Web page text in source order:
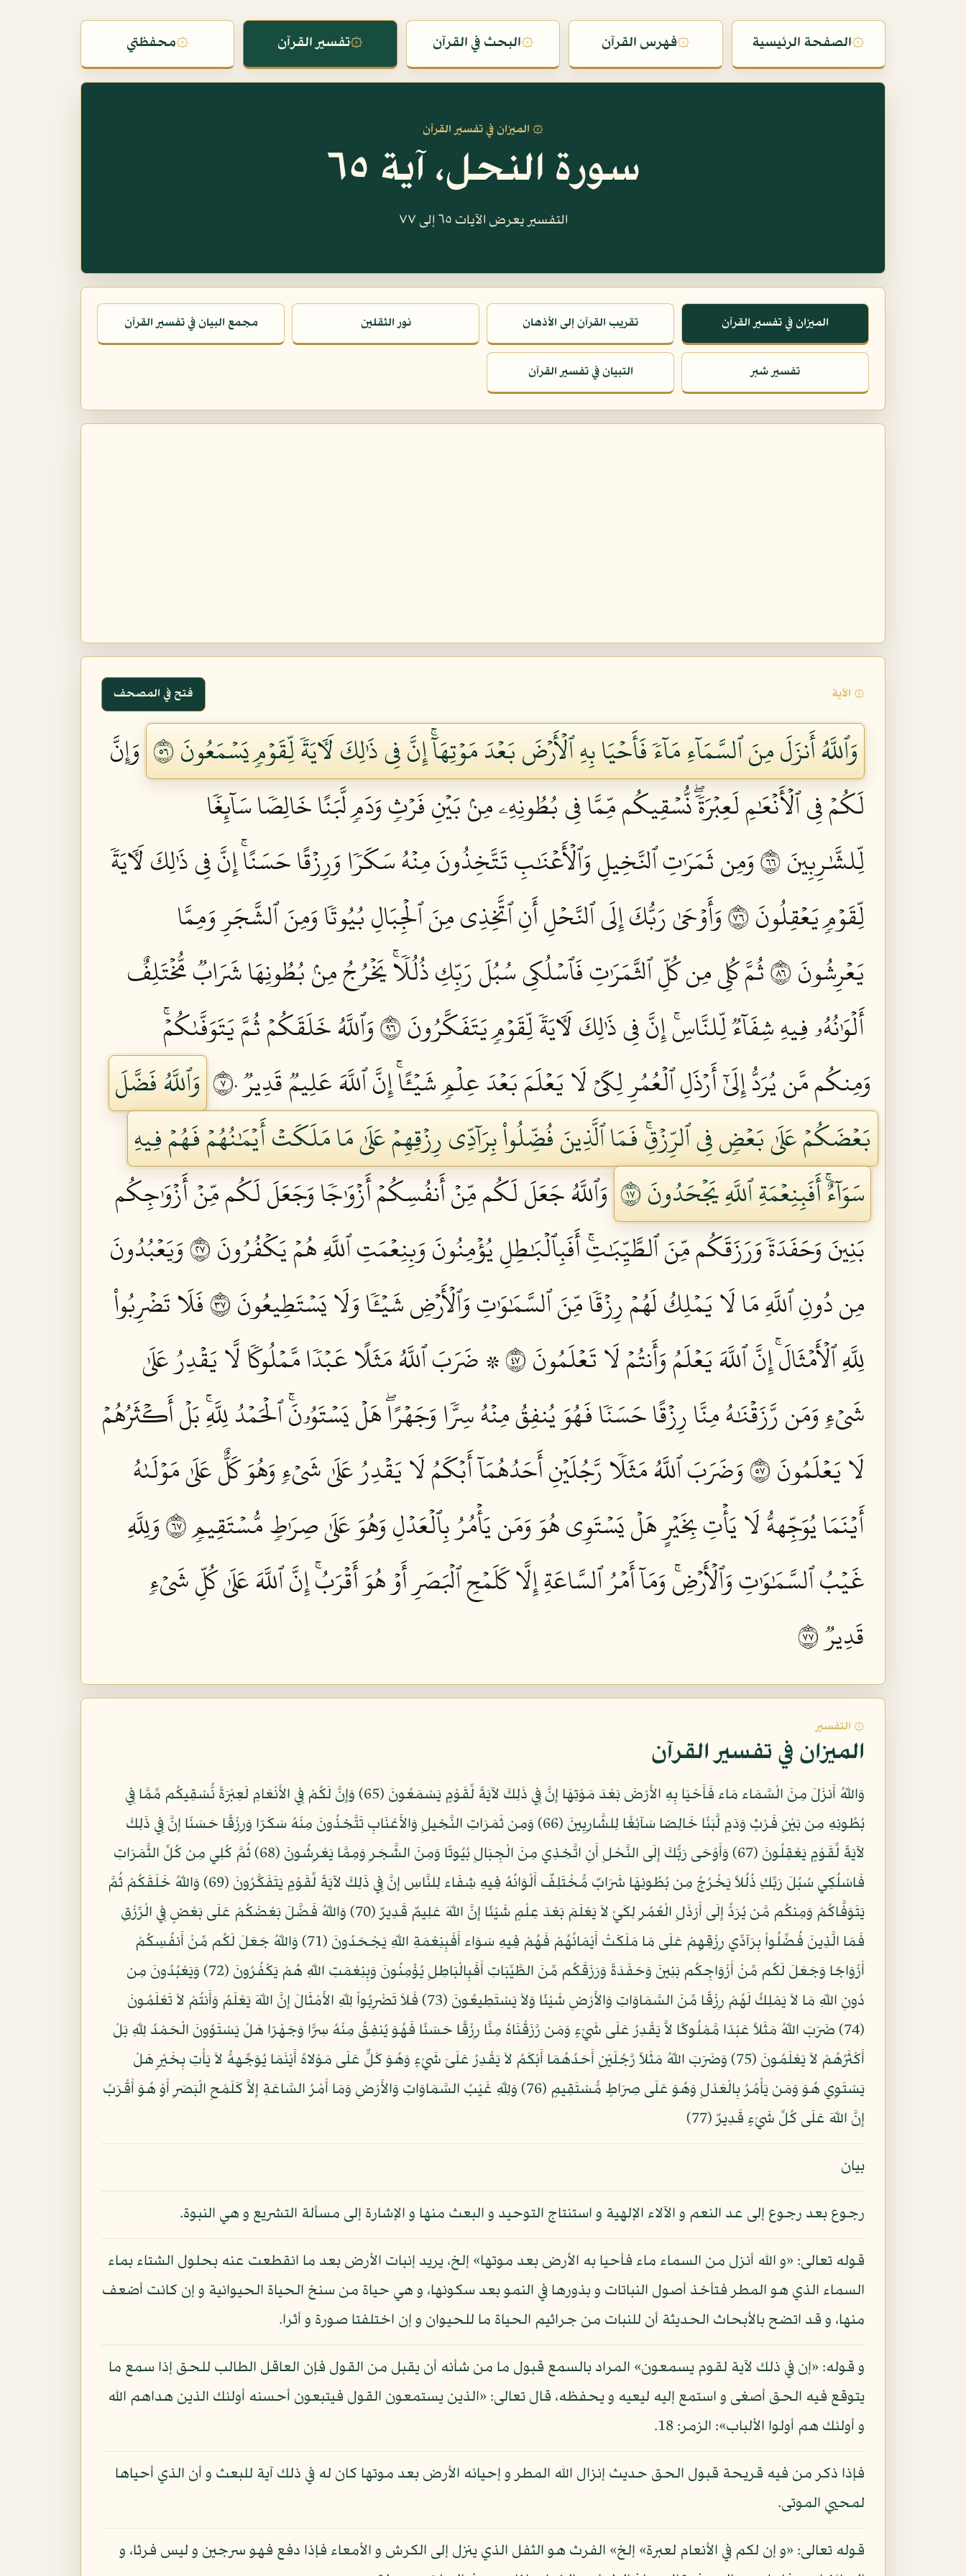
۞الصفحة الرئيسية ۞فهرس القرآن ۞البحث في القرآن ۞تفسير القرآن ۞محفظتي
۞ الميزان في تفسير القرآن
سورة النحل، آية ٦٥
التفسير يعرض الآيات ٦٥ إلى ٧٧
الميزان في تفسير القرآن تقريب القرآن إلى الأذهان نور الثقلين مجمع البيان في تفسير القرآن
تفسير شبر التبيان في تفسير القرآن
۞ الآية فتح في المصحف
وَٱللَّهُ أَنزَلَ مِنَ ٱلسَّمَآءِ مَآءٗ فَأَحۡيَا بِهِ ٱلۡأَرۡضَ بَعۡدَ مَوۡتِهَآۚ إِنَّ فِي ذَٰلِكَ لَأٓيَةٗ لِّقَوۡمٖ يَسۡمَعُونَ ٦٥
وَإِنَّ
لَكُمۡ فِي ٱلۡأَنۡعَٰمِ لَعِبۡرَةٗۖ نُّسۡقِيكُم مِّمَّا فِي بُطُونِهِۦ مِنۢ بَيۡنِ فَرۡثٖ وَدَمٖ لَّبَنًا خَالِصٗا سَآئِغٗا
لِّلشَّٰرِبِينَ ٦٦
وَمِن ثَمَرَٰتِ ٱلنَّخِيلِ وَٱلۡأَعۡنَٰبِ تَتَّخِذُونَ مِنۡهُ سَكَرٗا وَرِزۡقًا حَسَنًاۚ إِنَّ فِي ذَٰلِكَ لَأٓيَةٗ
لِّقَوۡمٖ يَعۡقِلُونَ ٦٧
وَأَوۡحَىٰ رَبُّكَ إِلَى ٱلنَّحۡلِ أَنِ ٱتَّخِذِي مِنَ ٱلۡجِبَالِ بُيُوتٗا وَمِنَ ٱلشَّجَرِ وَمِمَّا
يَعۡرِشُونَ ٦٨
ثُمَّ كُلِي مِن كُلِّ ٱلثَّمَرَٰتِ فَٱسۡلُكِي سُبُلَ رَبِّكِ ذُلُلٗاۚ يَخۡرُجُ مِنۢ بُطُونِهَا شَرَابٞ مُّخۡتَلِفٌ
أَلۡوَٰنُهُۥ فِيهِ شِفَآءٞ لِّلنَّاسِۚ إِنَّ فِي ذَٰلِكَ لَأٓيَةٗ لِّقَوۡمٖ يَتَفَكَّرُونَ ٦٩
وَٱللَّهُ خَلَقَكُمۡ ثُمَّ يَتَوَفَّىٰكُمۡۚ
وَمِنكُم مَّن يُرَدُّ إِلَىٰٓ أَرۡذَلِ ٱلۡعُمُرِ لِكَيۡ لَا يَعۡلَمَ بَعۡدَ عِلۡمٖ شَيۡـًٔاۚ إِنَّ ٱللَّهَ عَلِيمٞ قَدِيرٞ ٧٠
وَٱللَّهُ فَضَّلَ
بَعۡضَكُمۡ عَلَىٰ بَعۡضٖ فِي ٱلرِّزۡقِۚ فَمَا ٱلَّذِينَ فُضِّلُواْ بِرَآدِّي رِزۡقِهِمۡ عَلَىٰ مَا مَلَكَتۡ أَيۡمَٰنُهُمۡ فَهُمۡ فِيهِ
سَوَآءٌۚ أَفَبِنِعۡمَةِ ٱللَّهِ يَجۡحَدُونَ ٧١
وَٱللَّهُ جَعَلَ لَكُم مِّنۡ أَنفُسِكُمۡ أَزۡوَٰجٗا وَجَعَلَ لَكُم مِّنۡ أَزۡوَٰجِكُم
بَنِينَ وَحَفَدَةٗ وَرَزَقَكُم مِّنَ ٱلطَّيِّبَٰتِۚ أَفَبِٱلۡبَٰطِلِ يُؤۡمِنُونَ وَبِنِعۡمَتِ ٱللَّهِ هُمۡ يَكۡفُرُونَ ٧٢
وَيَعۡبُدُونَ
مِن دُونِ ٱللَّهِ مَا لَا يَمۡلِكُ لَهُمۡ رِزۡقٗا مِّنَ ٱلسَّمَٰوَٰتِ وَٱلۡأَرۡضِ شَيۡـٔٗا وَلَا يَسۡتَطِيعُونَ ٧٣
فَلَا تَضۡرِبُواْ
لِلَّهِ ٱلۡأَمۡثَالَۚ إِنَّ ٱللَّهَ يَعۡلَمُ وَأَنتُمۡ لَا تَعۡلَمُونَ ٧٤
۞ ضَرَبَ ٱللَّهُ مَثَلًا عَبۡدٗا مَّمۡلُوكٗا لَّا يَقۡدِرُ عَلَىٰ
شَيۡءٖ وَمَن رَّزَقۡنَٰهُ مِنَّا رِزۡقًا حَسَنٗا فَهُوَ يُنفِقُ مِنۡهُ سِرّٗا وَجَهۡرًاۖ هَلۡ يَسۡتَوُۥنَۚ ٱلۡحَمۡدُ لِلَّهِۚ بَلۡ أَكۡثَرُهُمۡ
لَا يَعۡلَمُونَ ٧٥
وَضَرَبَ ٱللَّهُ مَثَلٗا رَّجُلَيۡنِ أَحَدُهُمَآ أَبۡكَمُ لَا يَقۡدِرُ عَلَىٰ شَيۡءٖ وَهُوَ كَلٌّ عَلَىٰ مَوۡلَىٰهُ
أَيۡنَمَا يُوَجِّههُّ لَا يَأۡتِ بِخَيۡرٍ هَلۡ يَسۡتَوِي هُوَ وَمَن يَأۡمُرُ بِٱلۡعَدۡلِ وَهُوَ عَلَىٰ صِرَٰطٖ مُّسۡتَقِيمٖ ٧٦
وَلِلَّهِ
غَيۡبُ ٱلسَّمَٰوَٰتِ وَٱلۡأَرۡضِۚ وَمَآ أَمۡرُ ٱلسَّاعَةِ إِلَّا كَلَمۡحِ ٱلۡبَصَرِ أَوۡ هُوَ أَقۡرَبُۚ إِنَّ ٱللَّهَ عَلَىٰ كُلِّ شَيۡءٖ
قَدِيرٞ ٧٧
۞ التفسير
الميزان في تفسير القرآن
وَاللّهُ أَنزَلَ مِنَ الْسَّمَاء مَاء فَأَحْيَا بِهِ الأَرْضَ بَعْدَ مَوْتِهَا إِنَّ فِي ذَلِكَ لآيَةً لِّقَوْمٍ يَسْمَعُونَ (65) وَإِنَّ لَكُمْ فِي الأَنْعَامِ لَعِبْرَةً نُّسْقِيكُم مِّمَّا فِي
بُطُونِهِ مِن بَيْنِ فَرْثٍ وَدَمٍ لَّبَنًا خَالِصًا سَآئِغًا لِلشَّارِبِينَ (66) وَمِن ثَمَرَاتِ النَّخِيلِ وَالأَعْنَابِ تَتَّخِذُونَ مِنْهُ سَكَرًا وَرِزْقًا حَسَنًا إِنَّ فِي ذَلِكَ
لآيَةً لِّقَوْمٍ يَعْقِلُونَ (67) وَأَوْحَى رَبُّكَ إِلَى النَّحْلِ أَنِ اتَّخِذِي مِنَ الْجِبَالِ بُيُوتًا وَمِنَ الشَّجَرِ وَمِمَّا يَعْرِشُونَ (68) ثُمَّ كُلِي مِن كُلِّ الثَّمَرَاتِ
فَاسْلُكِي سُبُلَ رَبِّكِ ذُلُلاً يَخْرُجُ مِن بُطُونِهَا شَرَابٌ مُّخْتَلِفٌ أَلْوَانُهُ فِيهِ شِفَاء لِلنَّاسِ إِنَّ فِي ذَلِكَ لآيَةً لِّقَوْمٍ يَتَفَكَّرُونَ (69) وَاللّهُ خَلَقَكُمْ ثُمَّ
يَتَوَفَّاكُمْ وَمِنكُم مَّن يُرَدُّ إِلَى أَرْذَلِ الْعُمُرِ لِكَيْ لاَ يَعْلَمَ بَعْدَ عِلْمٍ شَيْئًا إِنَّ اللّهَ عَلِيمٌ قَدِيرٌ (70) وَاللّهُ فَضَّلَ بَعْضَكُمْ عَلَى بَعْضٍ فِي الْرِّزْقِ
فَمَا الَّذِينَ فُضِّلُواْ بِرَآدِّي رِزْقِهِمْ عَلَى مَا مَلَكَتْ أَيْمَانُهُمْ فَهُمْ فِيهِ سَوَاء أَفَبِنِعْمَةِ اللّهِ يَجْحَدُونَ (71) وَاللّهُ جَعَلَ لَكُم مِّنْ أَنفُسِكُمْ
أَزْوَاجًا وَجَعَلَ لَكُم مِّنْ أَزْوَاجِكُم بَنِينَ وَحَفَدَةً وَرَزَقَكُم مِّنَ الطَّيِّبَاتِ أَفَبِالْبَاطِلِ يُؤْمِنُونَ وَبِنِعْمَتِ اللّهِ هُمْ يَكْفُرُونَ (72) وَيَعْبُدُونَ مِن
دُونِ اللّهِ مَا لاَ يَمْلِكُ لَهُمْ رِزْقًا مِّنَ السَّمَاوَاتِ وَالأَرْضِ شَيْئًا وَلاَ يَسْتَطِيعُونَ (73) فَلاَ تَضْرِبُواْ لِلّهِ الأَمْثَالَ إِنَّ اللّهَ يَعْلَمُ وَأَنتُمْ لاَ تَعْلَمُونَ
(74) ضَرَبَ اللّهُ مَثَلاً عَبْدًا مَّمْلُوكًا لاَّ يَقْدِرُ عَلَى شَيْءٍ وَمَن رَّزَقْنَاهُ مِنَّا رِزْقًا حَسَنًا فَهُوَ يُنفِقُ مِنْهُ سِرًّا وَجَهْرًا هَلْ يَسْتَوُونَ الْحَمْدُ لِلّهِ بَلْ
أَكْثَرُهُمْ لاَ يَعْلَمُونَ (75) وَضَرَبَ اللّهُ مَثَلاً رَّجُلَيْنِ أَحَدُهُمَا أَبْكَمُ لاَ يَقْدِرُ عَلَىَ شَيْءٍ وَهُوَ كَلٌّ عَلَى مَوْلاهُ أَيْنَمَا يُوَجِّههُّ لاَ يَأْتِ بِخَيْرٍ هَلْ
يَسْتَوِي هُوَ وَمَن يَأْمُرُ بِالْعَدْلِ وَهُوَ عَلَى صِرَاطٍ مُّسْتَقِيمٍ (76) وَلِلّهِ غَيْبُ السَّمَاوَاتِ وَالأَرْضِ وَمَا أَمْرُ السَّاعَةِ إِلاَّ كَلَمْحِ الْبَصَرِ أَوْ هُوَ أَقْرَبُ
إِنَّ اللّهَ عَلَى كُلِّ شَيْءٍ قَدِيرٌ (77)
بيان
رجوع بعد رجوع إلى عد النعم و الآلاء الإلهية و استنتاج التوحيد و البعث منها و الإشارة إلى مسألة التشريع و هي النبوة.
قوله تعالى: «و الله أنزل من السماء ماء فأحيا به الأرض بعد موتها» إلخ، يريد إنبات الأرض بعد ما انقطعت عنه بحلول الشتاء بماء
السماء الذي هو المطر فتأخذ أصول النباتات و بذورها في النمو بعد سكونها، و هي حياة من سنخ الحياة الحيوانية و إن كانت أضعف
منها، و قد اتضح بالأبحاث الحديثة أن للنبات من جراثيم الحياة ما للحيوان و إن اختلفتا صورة و أثرا.
و قوله: «إن في ذلك لآية لقوم يسمعون» المراد بالسمع قبول ما من شأنه أن يقبل من القول فإن العاقل الطالب للحق إذا سمع ما
يتوقع فيه الحق أصغى و استمع إليه ليعيه و يحفظه، قال تعالى: «الذين يستمعون القول فيتبعون أحسنه أولئك الذين هداهم الله
و أولئك هم أولوا الألباب»: الزمر: 18.
فإذا ذكر من فيه قريحة قبول الحق حديث إنزال الله المطر و إحيائه الأرض بعد موتها كان له في ذلك آية للبعث و أن الذي أحياها
لمحيي الموتى.
قوله تعالى: «و إن لكم في الأنعام لعبرة» إلخ» الفرث هو الثفل الذي ينزل إلى الكرش و الأمعاء فإذا دفع فهو سرجين و ليس فرثا، و